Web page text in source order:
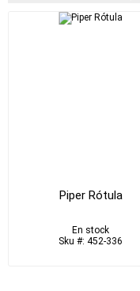
Piper Rótula
En stock
Sku #: 452-336